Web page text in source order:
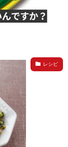
レシピ